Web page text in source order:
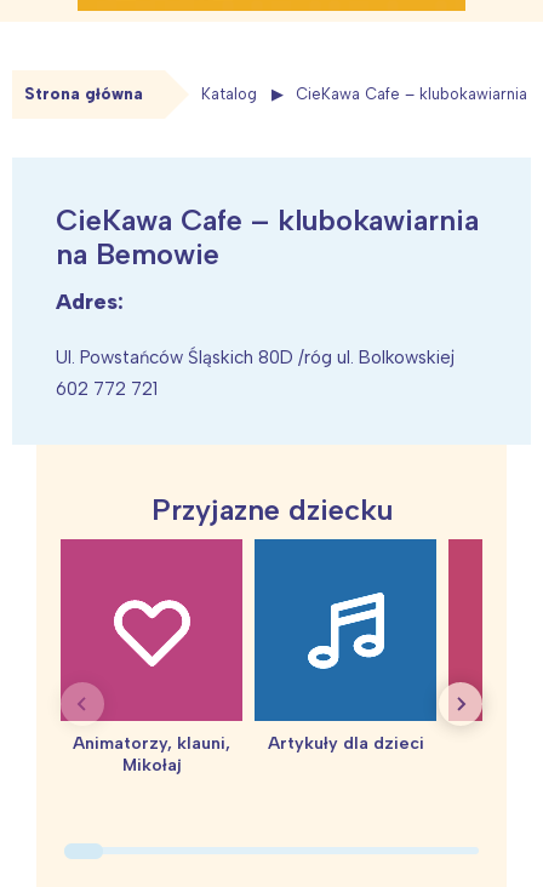
Strona główna Katalog CieKawa Cafe – klubokawiarnia
CieKawa Cafe – klubokawiarnia
na Bemowie
Adres:
Ul. Powstańców Śląskich 80D /róg ul. Bolkowskiej
602 772 721
Przyjazne dziecku
Animatorzy, klauni,
Mikołaj
Artykuły dla dzieci